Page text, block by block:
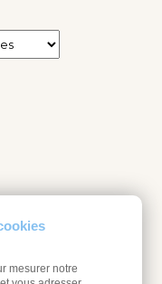
mesurer notre